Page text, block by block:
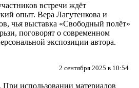
встречи ждёт
опыт. Вера Лагутенкова и
, чья выставка «Свободный полёт»
, поговорят о современном
экспозиции автора.
2 сентября 2025 в 10:54
использовании материалов